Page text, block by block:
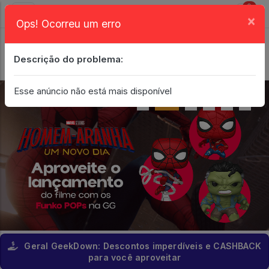
0
Geral GeekDown: Descontos imperdíveis e CASHBACK
para você aproveitar
Ops! Ocorreu um erro ×
Descrição do problema:
Esse anúncio não está mais disponível